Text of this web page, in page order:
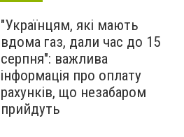
"Українцям, які мають
вдома газ, дали час до 15
серпня": важлива
інформація про оплату
рахунків, що незабаром
прийдуть